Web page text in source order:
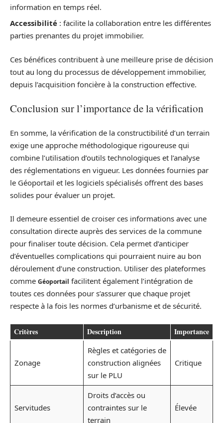
information en temps réel.
Accessibilité : facilite la collaboration entre les différentes
parties prenantes du projet immobilier.
Ces bénéfices contribuent à une meilleure prise de décision
tout au long du processus de développement immobilier,
depuis l’acquisition foncière à la construction effective.
Conclusion sur l’importance de la vérification
En somme, la vérification de la constructibilité d’un terrain
exige une approche méthodologique rigoureuse qui
combine l’utilisation d’outils technologiques et l’analyse
des réglementations en vigueur. Les données fournies par
le Géoportail et les logiciels spécialisés offrent des bases
solides pour évaluer un projet.
Il demeure essentiel de croiser ces informations avec une
consultation directe auprès des services de la commune
pour finaliser toute décision. Cela permet d’anticiper
d’éventuelles complications qui pourraient nuire au bon
déroulement d’une construction. Utiliser des plateformes
comme Géoportail facilitent également l’intégration de
toutes ces données pour s’assurer que chaque projet
respecte à la fois les normes d’urbanisme et de sécurité.
Critères Description Importance
Zonage
Règles et catégories de
construction alignées
sur le PLU
Critique
Servitudes
Droits d’accès ou
contraintes sur le
terrain
Élevée